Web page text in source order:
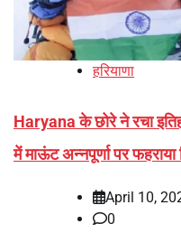
हरियाणा
Haryana के छोरे ने रचा
में माऊंट अन्नपूर्णा पर फहराया
April 10,
0